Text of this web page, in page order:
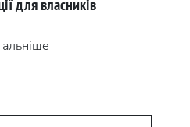
для власників